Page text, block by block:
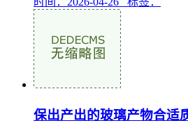
保出产出的玻璃产物合适